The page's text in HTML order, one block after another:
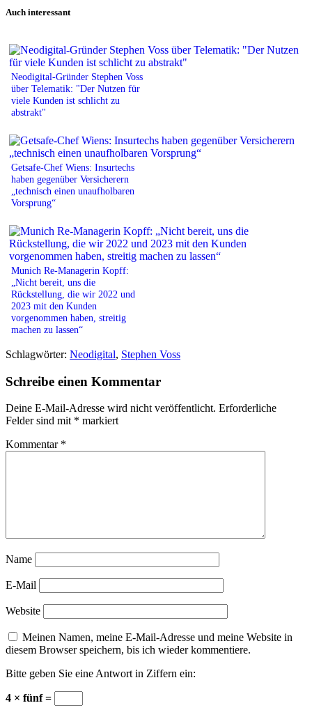
Auch interessant
Neodigital-Gründer Stephen Voss
über Telematik: "Der Nutzen für
viele Kunden ist schlicht zu
abstrakt"
Getsafe-Chef Wiens: Insurtechs
haben gegenüber Versicherern
„technisch einen unaufholbaren
Vorsprung“
Munich Re-Managerin Kopff:
„Nicht bereit, uns die
Rückstellung, die wir 2022 und
2023 mit den Kunden
vorgenommen haben, streitig
machen zu lassen“
Schlagwörter: Neodigital, Stephen Voss
Schreibe einen Kommentar
Deine E-Mail-Adresse wird nicht veröffentlicht. Erforderliche
Felder sind mit * markiert
Kommentar *
Name
E-Mail
Website
Meinen Namen, meine E-Mail-Adresse und meine Website in
diesem Browser speichern, bis ich wieder kommentiere.
Bitte geben Sie eine Antwort in Ziffern ein:
4 × fünf =